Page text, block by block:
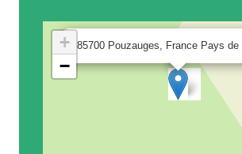
85700 Pouzauges, France Pays de
+
−